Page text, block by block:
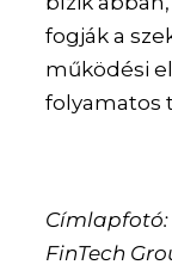
fogják a
működési
folyamatos
Címlapfotó:
FinTech